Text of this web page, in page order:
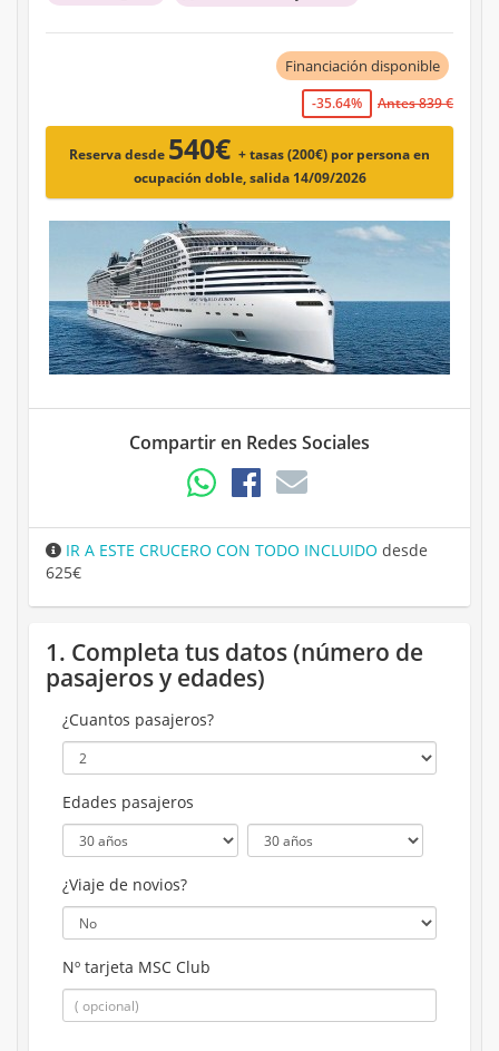
Financiación disponible
-35.64% Antes 839 €
Reserva desde 540€ + tasas (200€) por persona en
ocupación doble, salida 14/09/2026
Compartir en Redes Sociales
IR A ESTE CRUCERO CON TODO INCLUIDO desde
625€
1. Completa tus datos (número de
pasajeros y edades)
¿Cuantos pasajeros?
Edades pasajeros
¿Viaje de novios?
Nº tarjeta MSC Club